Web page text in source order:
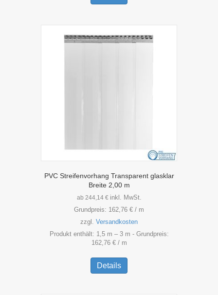
weist
Varianten
auf.
Die
PVC Streifenvorhang Transparent glasklar
Breite 2,00 m
ab 244,14 € inkl. MwSt.
Grundpreis: 162,76 € / m
zzgl. Versandkosten
Produkt enthält: 1,5 m – 3 m - Grundpreis:
162,76 €/ m
Details
weist
Varianten